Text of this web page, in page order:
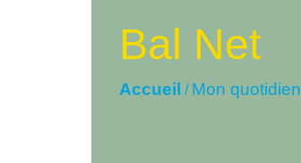
Bal Net
Accueil / Mon quotidien